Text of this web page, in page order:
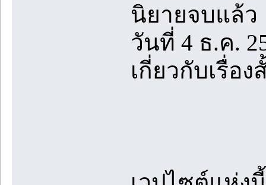
นิยายจบแล้ว
วันที่ 4 ธ.ค.
เกี่ยวกับเรื่อ